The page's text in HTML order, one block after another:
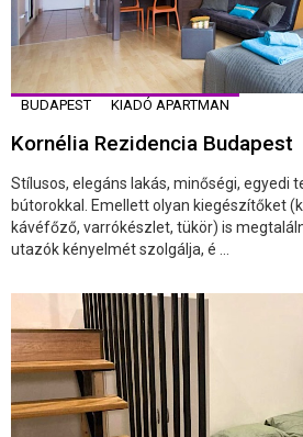
BUDAPEST KIADÓ APARTMAN
Kornélia Rezidencia Budapest
Stílusos, elegáns lakás, minőségi, egyedi
bútorokkal. Emellett olyan kiegészítőket
kávéfőző, varrókészlet, tükör) is
utazók kényelmét szolgálja, é ...